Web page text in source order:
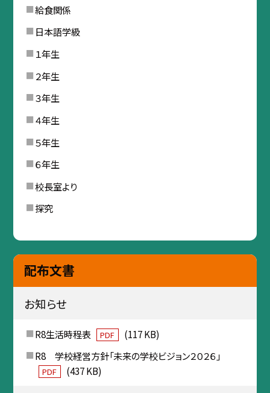
給食関係
日本語学級
１年生
２年生
３年生
４年生
５年生
６年生
校長室より
探究
配布文書
お知らせ
R8生活時程表 PDF
(117 KB)
R8 学校経営方針「未来の学校ビジョン２０２６」
PDF (437 KB)